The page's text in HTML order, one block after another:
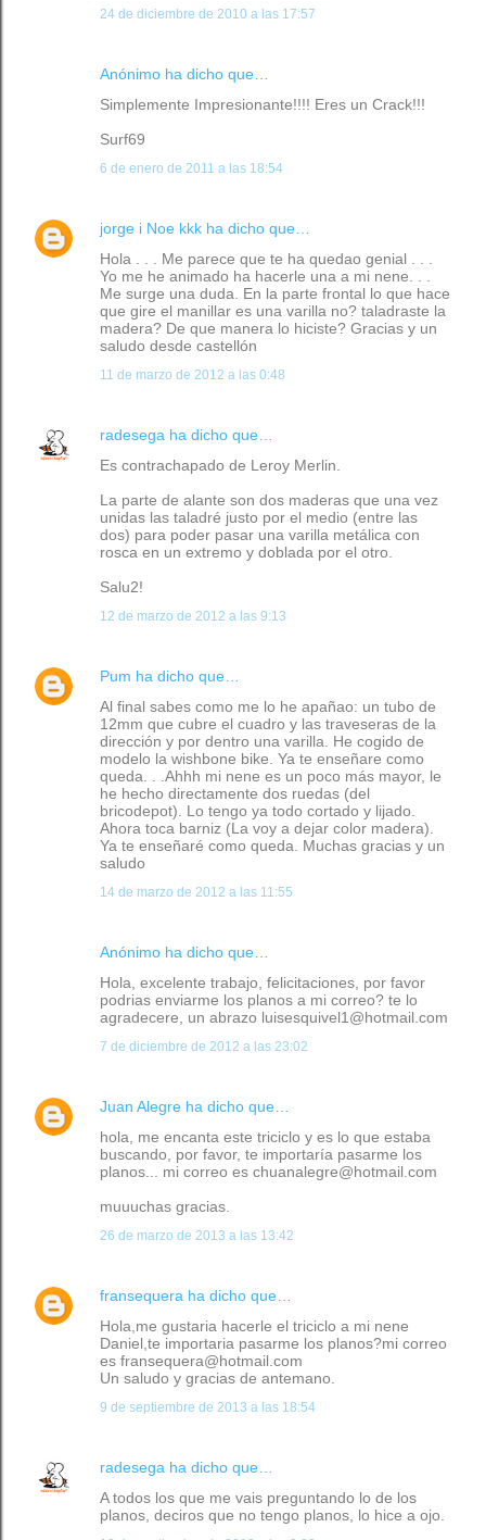
24 de diciembre de 2010 a las 17:57
Anónimo ha dicho que…
Simplemente Impresionante!!!! Eres un Crack!!!
Surf69
6 de enero de 2011 a las 18:54
jorge i Noe kkk ha dicho que…
Hola . . . Me parece que te ha quedao genial . . .
Yo me he animado ha hacerle una a mi nene. . .
Me surge una duda. En la parte frontal lo que hace
que gire el manillar es una varilla no? taladraste la
madera? De que manera lo hiciste? Gracias y un
saludo desde castellón
11 de marzo de 2012 a las 0:48
radesega ha dicho que…
Es contrachapado de Leroy Merlin.
La parte de alante son dos maderas que una vez
unidas las taladré justo por el medio (entre las
dos) para poder pasar una varilla metálica con
rosca en un extremo y doblada por el otro.
Salu2!
12 de marzo de 2012 a las 9:13
Pum ha dicho que…
Al final sabes como me lo he apañao: un tubo de
12mm que cubre el cuadro y las traveseras de la
dirección y por dentro una varilla. He cogido de
modelo la wishbone bike. Ya te enseñare como
queda. . .Ahhh mi nene es un poco más mayor, le
he hecho directamente dos ruedas (del
bricodepot). Lo tengo ya todo cortado y lijado.
Ahora toca barniz (La voy a dejar color madera).
Ya te enseñaré como queda. Muchas gracias y un
saludo
14 de marzo de 2012 a las 11:55
Anónimo ha dicho que…
Hola, excelente trabajo, felicitaciones, por favor
podrias enviarme los planos a mi correo? te lo
agradecere, un abrazo luisesquivel1@hotmail.com
7 de diciembre de 2012 a las 23:02
Juan Alegre ha dicho que…
hola, me encanta este triciclo y es lo que estaba
buscando, por favor, te importaría pasarme los
planos... mi correo es chuanalegre@hotmail.com
muuuchas gracias.
26 de marzo de 2013 a las 13:42
fransequera ha dicho que…
Hola,me gustaria hacerle el triciclo a mi nene
Daniel,te importaria pasarme los planos?mi correo
es fransequera@hotmail.com
Un saludo y gracias de antemano.
9 de septiembre de 2013 a las 18:54
radesega ha dicho que…
A todos los que me vais preguntando lo de los
planos, deciros que no tengo planos, lo hice a ojo.